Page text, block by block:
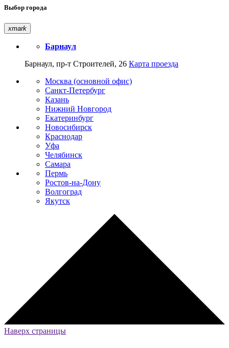
Выбор города
xmark
Барнаул
Барнаул, пр-т Строителей, 26 Карта проезда
Москва (основной офис)
Санкт-Петербург
Казань
Нижний Новгород
Екатеринбург
Новосибирск
Краснодар
Уфа
Челябинск
Самара
Пермь
Ростов-на-Дону
Волгоград
Якутск
Наверх страницы